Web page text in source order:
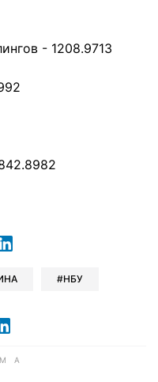
- 1208.9713
Facebook
в Xв Viber
в Whatsapp
в Messenger
отправить в LinkedIn
НБУ
Facebook
в X в Google news
в Viber
Читайте в LinkedIn